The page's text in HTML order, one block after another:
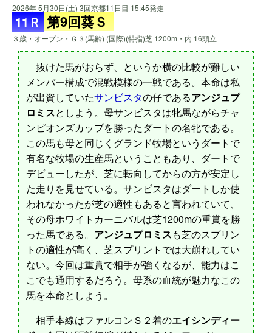
2026年 5月30日(土) 3回京都11日目 15:45発走
11Ｒ 第9回葵Ｓ
３歳・オープン・Ｇ３(馬齢) (国際)(特指)芝 1200m・内 16頭立
抜けた馬がおらず、というか横の比較が難しい
メンバー構成で混戦模様の一戦である。本命は私
が出資していたサンビスタの仔であるアンジュプ
ロミスとしよう。母サンビスタは牝馬ながらチャ
ンピオンズカップを勝ったダートの名牝である。
この馬も母と同じくグランド牧場というダートで
有名な牧場の生産馬ということもあり、ダートで
デビューしたが、芝に転向してからの方が安定し
た走りを見せている。サンビスタはダートしか使
われなかったが芝の適性もあると言われていて、
その母ホワイトカーニバルは芝1200mの重賞を勝
った馬である。 アンジュプロミスも芝のスプリン
トの適性が高く、芝スプリントでは大崩れしてい
ない。今回は重賞で相手が強くなるが、能力はこ
こでも通用するだろう。母系の血統が魅力なこの
馬を本命としよう。
相手本線はファルコンＳ２着のエイシンディー